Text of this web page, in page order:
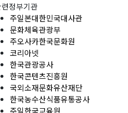
정부기관
주일본대한민국대사관
문화체육관광부
주오사카한국문화원
코리아넷
한국관광공사
한국콘텐츠진흥원
국외소재문화유산재단
한국농수산식품유통공사
주일한국교육원